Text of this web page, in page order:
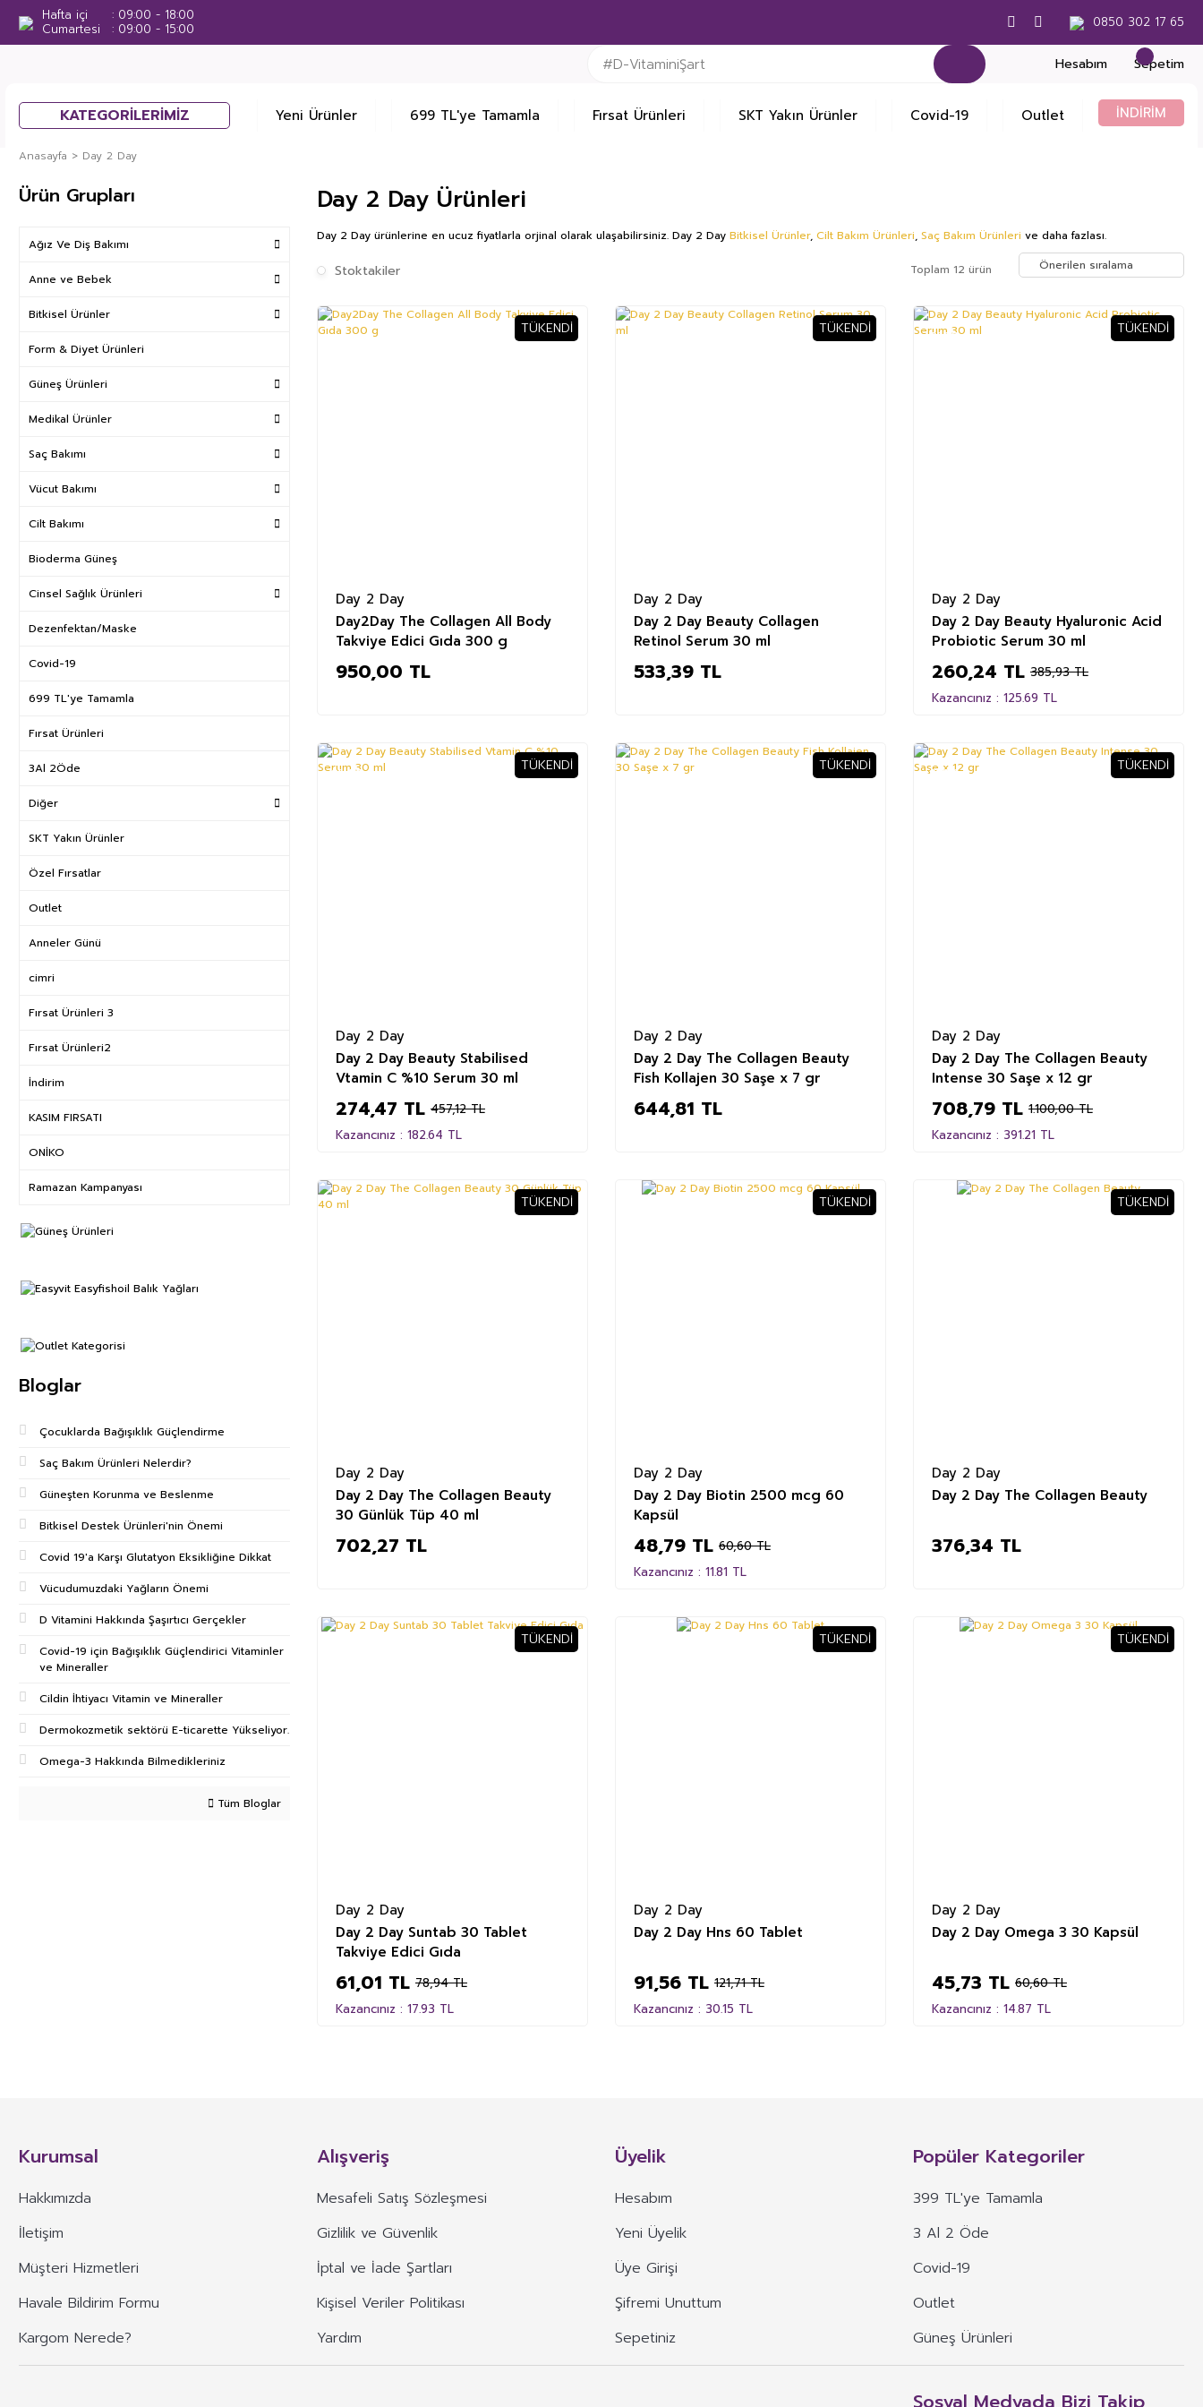
Hafta içi
09:00 - 18:00
Cumartesi
09:00 - 15:00 0850 302 17 65
Hesabım Sepetim
KATEGORİLERİMİZ Yeni Ürünler 699 TL'ye Tamamla Fırsat Ürünleri SKT Yakın Ürünler Covid-19 Outlet İNDİRİM
Anasayfa Day 2 Day
Ürün Grupları
Ağız Ve Diş Bakımı
Anne ve Bebek
Bitkisel Ürünler
Form & Diyet Ürünleri
Güneş Ürünleri
Medikal Ürünler
Saç Bakımı
Vücut Bakımı
Cilt Bakımı
Bioderma Güneş
Cinsel Sağlık Ürünleri
Dezenfektan/Maske
Covid-19
699 TL'ye Tamamla
Fırsat Ürünleri
3Al 2Öde
Diğer
SKT Yakın Ürünler
Özel Fırsatlar
Outlet
Anneler Günü
cimri
Fırsat Ürünleri 3
Fırsat Ürünleri2
İndirim
KASIM FIRSATI
ONİKO
Ramazan Kampanyası
Bloglar
Çocuklarda Bağışıklık Güçlendirme
Saç Bakım Ürünleri Nelerdir?
Güneşten Korunma ve Beslenme
Bitkisel Destek Ürünleri'nin Önemi
Covid 19'a Karşı Glutatyon Eksikliğine Dikkat
Vücudumuzdaki Yağların Önemi
D Vitamini Hakkında Şaşırtıcı Gerçekler
Covid-19 için Bağışıklık Güçlendirici Vitaminler
ve Mineraller
Cildin İhtiyacı Vitamin ve Mineraller
Dermokozmetik sektörü E-ticarette Yükseliyor.
Omega-3 Hakkında Bilmedikleriniz
Tüm Bloglar
Day 2 Day Ürünleri
Day 2 Day ürünlerine en ucuz fiyatlarla orjinal olarak ulaşabilirsiniz. Day 2 Day Bitkisel Ürünler, Cilt Bakım Ürünleri, Saç Bakım Ürünleri ve daha fazlası.
Stoktakiler Toplam 12 ürün
TÜKENDI
Day 2 Day
Day2Day The Collagen All Body
Takviye Edici Gıda 300 g
950,00 TL
TÜKENDI
Day 2 Day
Day 2 Day Beauty Collagen
Retinol Serum 30 ml
533,39 TL
%33 TÜKENDI
Day 2 Day
Day 2 Day Beauty Hyaluronic Acid
Probiotic Serum 30 ml
260,24 TL 385,93 TL
Kazancınız : 125.69 TL
%40 TÜKENDI
Day 2 Day
Day 2 Day Beauty Stabilised
Vtamin C %10 Serum 30 ml
274,47 TL 457,12 TL
Kazancınız : 182.64 TL
TÜKENDI
Day 2 Day
Day 2 Day The Collagen Beauty
Fish Kollajen 30 Saşe x 7 gr
644,81 TL
%36 TÜKENDI
Day 2 Day
Day 2 Day The Collagen Beauty
Intense 30 Saşe x 12 gr
708,79 TL 1.100,00 TL
Kazancınız : 391.21 TL
TÜKENDI
Day 2 Day
Day 2 Day The Collagen Beauty
30 Günlük Tüp 40 ml
702,27 TL
TÜKENDI
Day 2 Day
Day 2 Day Biotin 2500 mcg 60
Kapsül
48,79 TL 60,60 TL
Kazancınız : 11.81 TL
TÜKENDI
Day 2 Day
Day 2 Day The Collagen Beauty
376,34 TL
TÜKENDI
Day 2 Day
Day 2 Day Suntab 30 Tablet
Takviye Edici Gıda
61,01 TL 78,94 TL
Kazancınız : 17.93 TL
TÜKENDI
Day 2 Day
Day 2 Day Hns 60 Tablet
91,56 TL 121,71 TL
Kazancınız : 30.15 TL
TÜKENDI
Day 2 Day
Day 2 Day Omega 3 30 Kapsül
45,73 TL 60,60 TL
Kazancınız : 14.87 TL
Kurumsal
Hakkımızda
İletişim
Müşteri Hizmetleri
Havale Bildirim Formu
Kargom Nerede?
Alışveriş
Mesafeli Satış Sözleşmesi
Gizlilik ve Güvenlik
İptal ve İade Şartları
Kişisel Veriler Politikası
Yardım
Üyelik
Hesabım
Yeni Üyelik
Üye Girişi
Şifremi Unuttum
Sepetiniz
Popüler Kategoriler
399 TL'ye Tamamla
3 Al 2 Öde
Covid-19
Outlet
Güneş Ürünleri
Sosyal Medyada Bizi Takip